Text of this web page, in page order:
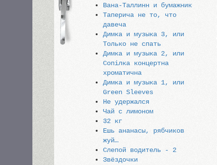
Вана-Таллинн и бумажник
Таперича не то, что
давеча
Димка и музыка 3, или
Только не спать
Димка и музыка 2, или
Сопiлка концертна
хроматична
Димка и музыка 1, или
Green Sleeves
Не удержался
Чай с лимоном
32 кг
Ешь ананасы, рябчиков
жуй…
Слепой водитель - 2
Звёздочки